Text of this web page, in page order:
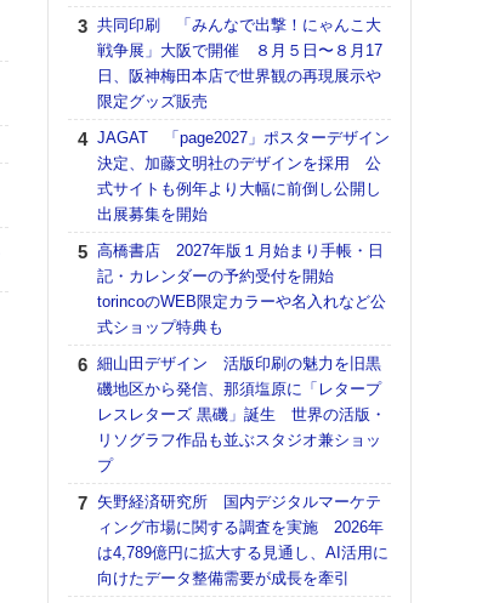
共同印刷 「みんなで出撃！にゃんこ大
戦争展」大阪で開催 ８月５日〜８月17
日、阪神梅田本店で世界観の再現展示や
限定グッズ販売
JAGAT 「page2027」ポスターデザイン
決定、加藤文明社のデザインを採用 公
式サイトも例年より大幅に前倒し公開し
出展募集を開始
高橋書店 2027年版１月始まり手帳・日
記・カレンダーの予約受付を開始
torincoのWEB限定カラーや名入れなど公
式ショップ特典も
細山田デザイン 活版印刷の魅力を旧黒
磯地区から発信、那須塩原に「レタープ
レスレターズ 黒磯」誕生 世界の活版・
リソグラフ作品も並ぶスタジオ兼ショッ
プ
矢野経済研究所 国内デジタルマーケテ
ィング市場に関する調査を実施 2026年
は4,789億円に拡大する見通し、AI活用に
向けたデータ整備需要が成長を牽引